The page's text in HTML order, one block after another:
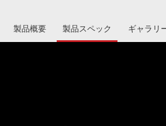
製品概要 製品スペック ギャラリ